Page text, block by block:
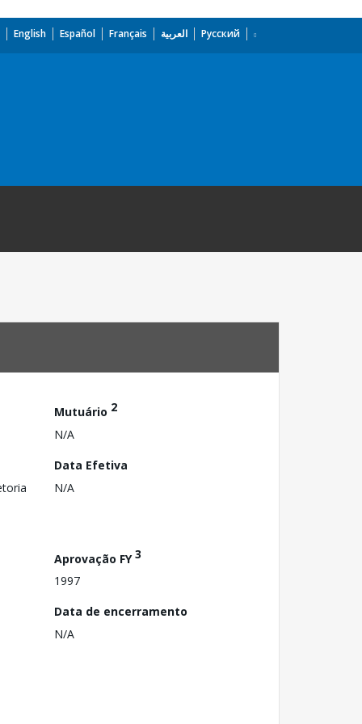
English Español Français العربية Русский
Mutuário 2
N/A
Data Efetiva
N/A
Aprovação FY3
1997
Data de encerramento
N/A